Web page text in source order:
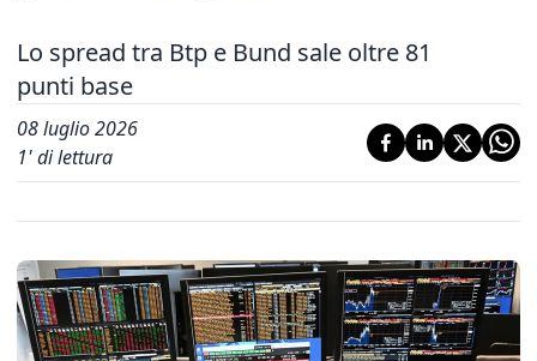
Lo spread tra Btp e Bund sale oltre 81
punti base
08 luglio 2026
1' di lettura